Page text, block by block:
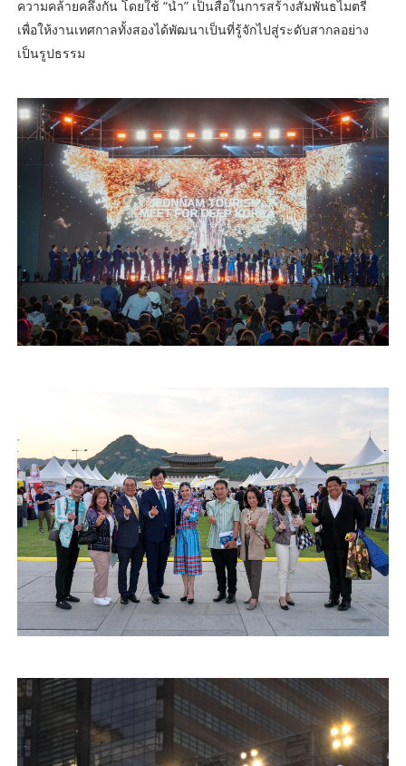
ความคล้ายคลึงกัน โดยใช้ “น้ำ” เป็นสื่อในการสร้างสัมพันธไมตรี
เพื่อให้งานเทศกาลทั้งสองได้พัฒนาเป็นที่รู้จักไปสู่ระดับสากลอย่าง
เป็นรูปธรรม